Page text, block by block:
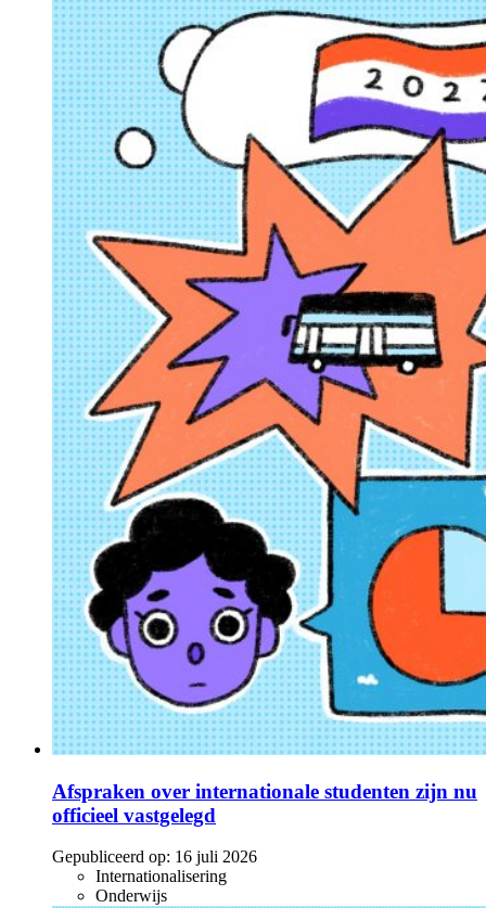
Afspraken over internationale studenten zijn nu
officieel vastgelegd
Gepubliceerd op: 16 juli 2026
Internationalisering
Onderwijs